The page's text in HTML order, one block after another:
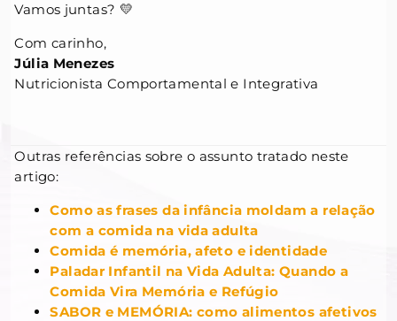
Vamos juntas? 💛
Com carinho,
Júlia Menezes
Nutricionista Comportamental e Integrativa
Outras referências sobre o assunto tratado neste
artigo:
Como as frases da infância moldam a relação
com a comida na vida adulta
Comida é memória, afeto e identidade
Paladar Infantil na Vida Adulta: Quando a
Comida Vira Memória e Refúgio
SABOR e MEMÓRIA: como alimentos afetivos